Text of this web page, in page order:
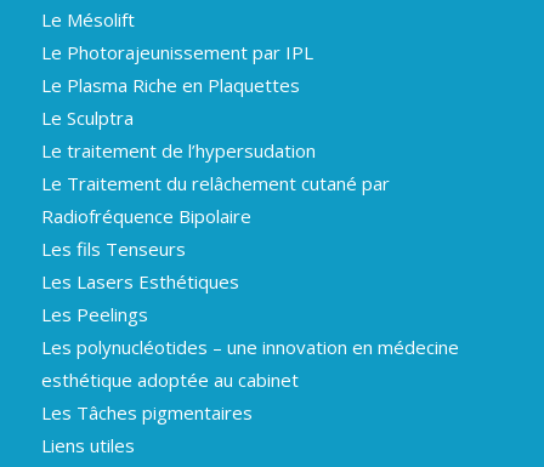
Le Mésolift
Le Photorajeunissement par IPL
Le Plasma Riche en Plaquettes
Le Sculptra
Le traitement de l’hypersudation
Le Traitement du relâchement cutané par
Radiofréquence Bipolaire
Les fils Tenseurs
Les Lasers Esthétiques
Les Peelings
Les polynucléotides – une innovation en médecine
esthétique adoptée au cabinet
Les Tâches pigmentaires
Liens utiles